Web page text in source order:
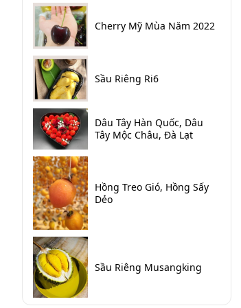
Cherry Mỹ Mùa Năm 2022
Sầu Riêng Ri6
Dâu Tây Hàn Quốc, Dâu
Tây Mộc Châu, Đà Lạt
Hồng Treo Gió, Hồng Sấy
Dẻo
Sầu Riêng Musangking